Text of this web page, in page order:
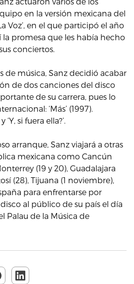
en la versión mexicana del
Voz’, en el que participó el año
la promesa que les había hecho
conciertos.
de música, Sanz decidió acabar
de dos canciones del disco
de su carrera, pues lo
‘Más’ (1997).
si fuera ella?’.
arranque, Sanz viajará a otras
mexicana como Cancún
(19 y 20), Guadalajara
(28), Tijuana (1 noviembre),
para enfrentarse por
al público de su país el día
Palau de la Música de